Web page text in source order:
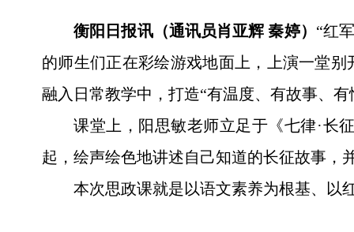
衡阳日报讯（通讯员肖亚辉 秦婷） “红
的师生们正在彩绘游戏地面上，上演一堂
融入日常教学中，打造“有温度、有故事、
课堂上，阳思敏老师立足于《七律·长
起，绘声绘色地讲述自己知道的长征故事，
本次思政课就是以语文素养为根基、以